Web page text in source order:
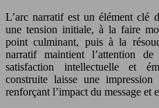
L’arc narratif est un élément clé
une tension initiale, à la faire
point culminant, puis à la
narratif maintient l’attention
satisfaction intellectuelle et
construite laisse une
renforçant l’impact du message et